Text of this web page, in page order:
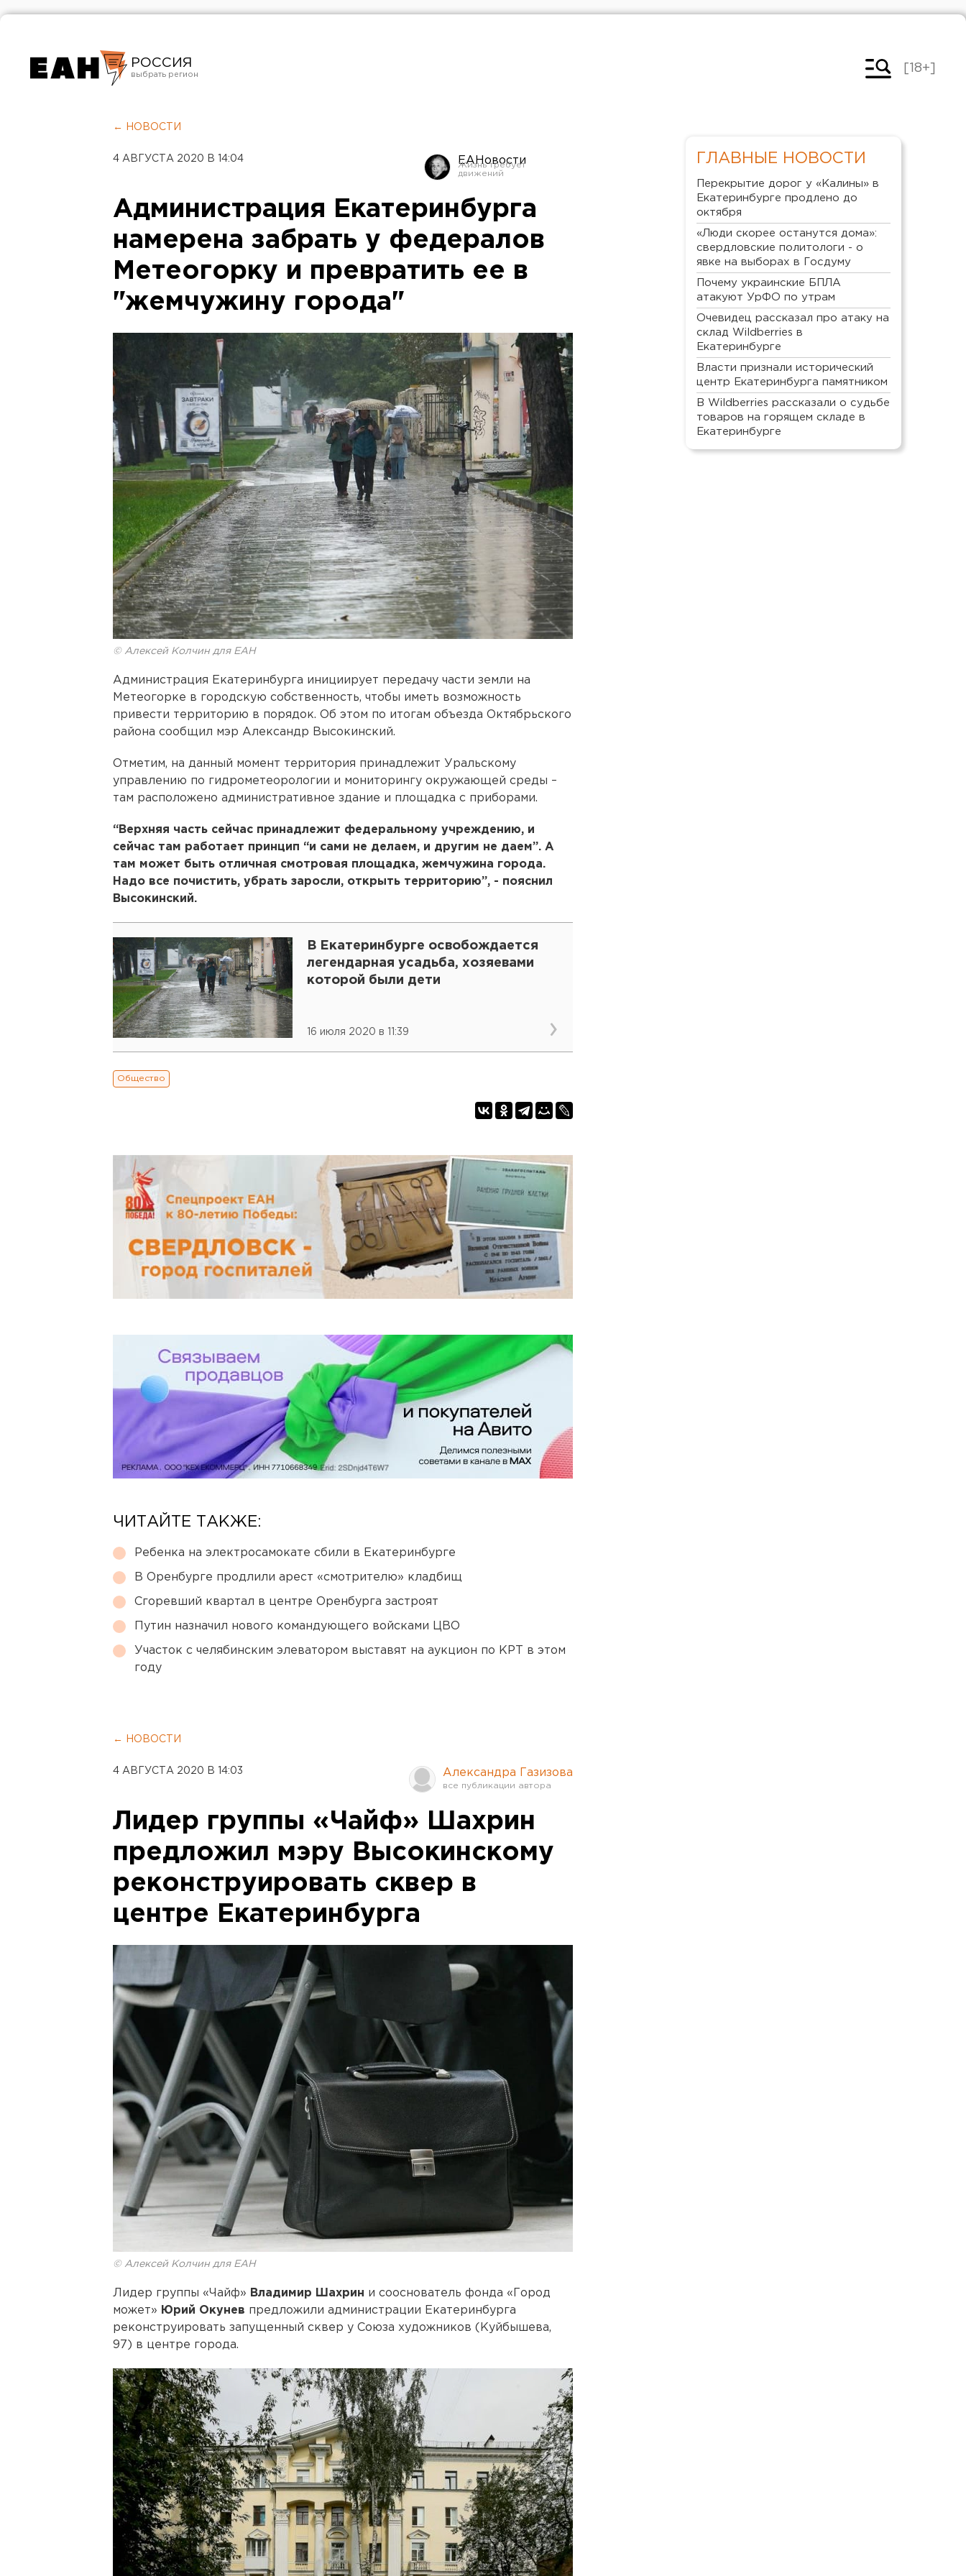
РОССИЯ
Челябинск
[18+]
← НОВОСТИ
4 АВГУСТА 2020 В 14:04 ЕАНовости
Администрация Екатеринбурга
намерена забрать у федералов
Метеогорку и превратить ее в
"жемчужину города"
© Алексей Колчин для ЕАН
Администрация Екатеринбурга инициирует передачу части земли на
Метеогорке в городскую собственность, чтобы иметь возможность
привести территорию в порядок. Об этом по итогам объезда Октябрьского
района сообщил мэр Александр Высокинский.
Отметим, на данный момент территория принадлежит Уральскому
управлению по гидрометеорологии и мониторингу окружающей среды –
там расположено административное здание и площадка с приборами.
“Верхняя часть сейчас принадлежит федеральному учреждению, и
сейчас там работает принцип “и сами не делаем, и другим не даем”. А
там может быть отличная смотровая площадка, жемчужина города.
Надо все почистить, убрать заросли, открыть территорию”, - пояснил
Высокинский.
В Екатеринбурге освобождается
легендарная усадьба, хозяевами
которой были дети
16 июля 2020 в 11:39
Общество
ЧИТАЙТЕ ТАКЖЕ:
Ребенка на электросамокате сбили в Екатеринбурге
В Оренбурге продлили арест «смотрителю» кладбищ
Сгоревший квартал в центре Оренбурга застроят
Путин назначил нового командующего войсками ЦВО
Участок с челябинским элеватором выставят на аукцион по КРТ в этом
году
← НОВОСТИ
4 АВГУСТА 2020 В 14:03 Александра Газизова
Лидер группы «Чайф» Шахрин
предложил мэру Высокинскому
реконструировать сквер в
центре Екатеринбурга
© Алексей Колчин для ЕАН
Лидер группы «Чайф» Владимир Шахрин и сооснователь фонда «Город
может» Юрий Окунев предложили администрации Екатеринбурга
реконструировать запущенный сквер у Союза художников (Куйбышева,
97) в центре города.
ГЛАВНЫЕ НОВОСТИ
Перекрытие дорог у «Калины» в
Екатеринбурге продлено до
октября
«Люди скорее останутся дома»:
свердловские политологи - о
явке на выборах в Госдуму
Почему украинские БПЛА
атакуют УрФО по утрам
Очевидец рассказал про атаку на
склад Wildberries в
Екатеринбурге
Власти признали исторический
центр Екатеринбурга памятником
В Wildberries рассказали о судьбе
товаров на горящем складе в
Екатеринбурге